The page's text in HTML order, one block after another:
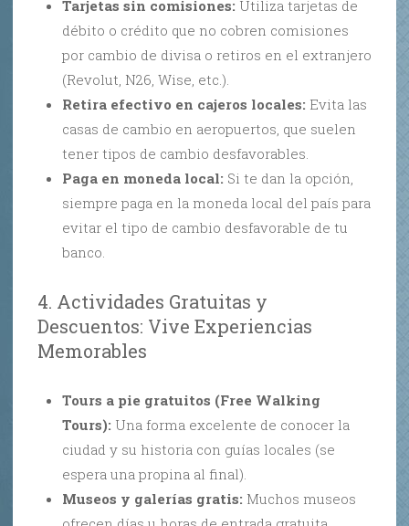
Tarjetas sin comisiones: Utiliza tarjetas de
débito o crédito que no cobren comisiones
por cambio de divisa o retiros en el extranjero
(Revolut, N26, Wise, etc.).
Retira efectivo en cajeros locales: Evita las
casas de cambio en aeropuertos, que suelen
tener tipos de cambio desfavorables.
Paga en moneda local: Si te dan la opción,
siempre paga en la moneda local del país para
evitar el tipo de cambio desfavorable de tu
banco.
4. Actividades Gratuitas y
Descuentos: Vive Experiencias
Memorables
Tours a pie gratuitos (Free Walking
Tours): Una forma excelente de conocer la
ciudad y su historia con guías locales (se
espera una propina al final).
Museos y galerías gratis: Muchos museos